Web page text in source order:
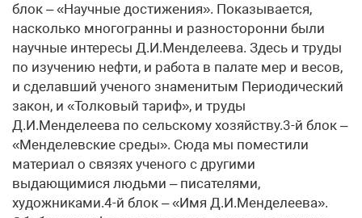
блок – «Научные достижения». Показывается,
насколько многогранны и разносторонни были
научные интересы Д.И.Менделеева. Здесь и труды
по изучению нефти, и работа в палате мер и весов,
и сделавший ученого знаменитым Периодический
закон, и «Толковый тариф», и труды
Д.И.Менделеева по сельскому хозяйству.3-й блок –
«Менделевские среды». Сюда мы поместили
материал о связях ученого с другими
выдающимися людьми – писателями,
художниками.4-й блок – «Имя Д.И.Менделеева».